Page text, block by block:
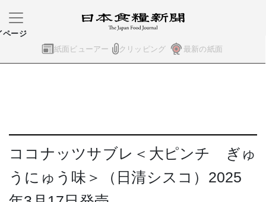
紙面ビューアー クリッピング 最新の紙面
ページ
ココナッツサブレ＜大ピンチ ぎゅ
うにゅう味＞（日清シスコ）2025